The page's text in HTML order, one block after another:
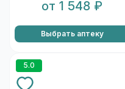
от 1 548 ₽
Выбрать аптеку
5.0